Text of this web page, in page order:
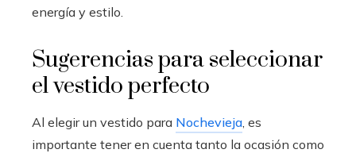
energía y estilo.
Sugerencias para seleccionar
el vestido perfecto
Al elegir un vestido para Nochevieja , es
importante tener en cuenta tanto la ocasión como